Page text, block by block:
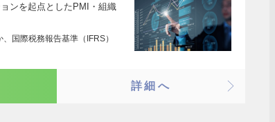
ンを起点としたPMI・組織
国際税務報告基準（IFRS）
詳細へ